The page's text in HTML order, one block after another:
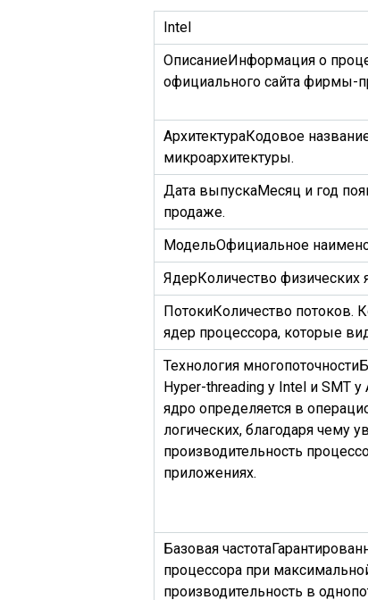
Intel
ОписаниеИнформация о
официального сайта фирмы-
АрхитектураКодовое
микроархитектуры.
Дата выпускаМесяц и год
продаже.
МодельОфициальное
ЯдерКоличество физических
ПотокиКоличество потоков.
ядер процессора, которые
Технология многопоточности
Hyper-threading у Intel и SMT
ядро определяется в
логических, благодаря чему
производительность
приложениях.
Базовая частота
процессора при
производительность в